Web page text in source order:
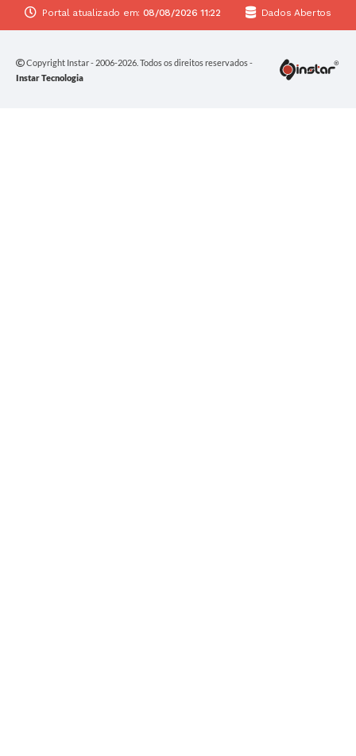
Portal atualizado em: 08/08/2026 11:22 Dados Abertos
Copyright Instar - 2006-2026. Todos os direitos reservados -
Instar Tecnologia